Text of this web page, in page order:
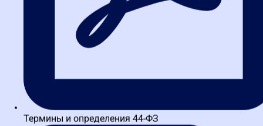
произошло сразу несколько значимых событий,
которые напрямую влияют на работу
поставщиков по 44-ФЗ. Приняты...
Термины и определения 44-ФЗ